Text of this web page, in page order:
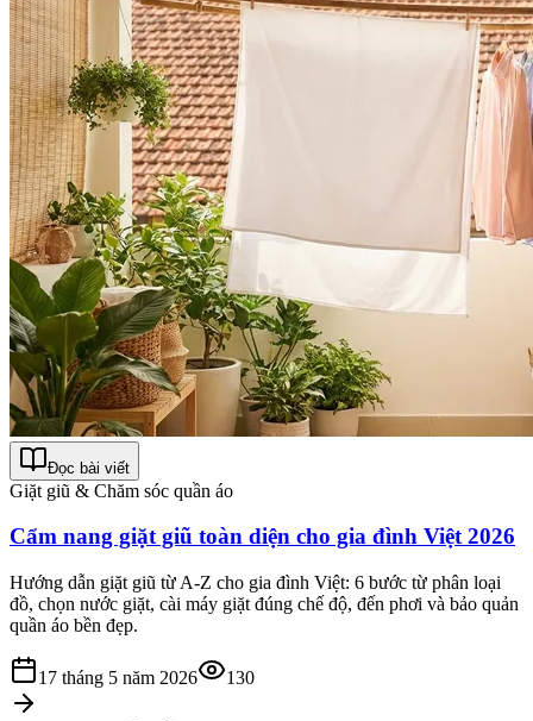
Đọc bài viết
Giặt giũ & Chăm sóc quần áo
Cẩm nang giặt giũ toàn diện cho gia đình Việt 2026
Hướng dẫn giặt giũ từ A-Z cho gia đình Việt: 6 bước từ phân loại
đồ, chọn nước giặt, cài máy giặt đúng chế độ, đến phơi và bảo quản
quần áo bền đẹp.
17 tháng 5 năm 2026 130